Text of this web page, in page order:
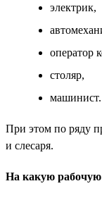
электрик,
оператор
столяр,
машинист.
При этом по ряду
и слесаря.
На какую рабочую